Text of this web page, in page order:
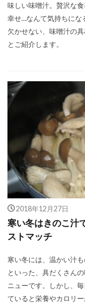
味しい味噌汁。贅沢な
幸せ…なんて気持ちにな
欠かせない、味噌汁の
とご紹介します。
2018年12月27日
寒い冬はきのこ汁
ストマッチ
寒い冬には、温かい汁
といった、具だくさん
ニューです。しかし、
ていると栄養やカロリ